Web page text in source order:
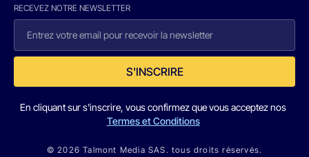
RECEVEZ NOTRE NEWSLETTER
S'INSCRIRE
En cliquant sur s'inscrire, vous confirmez que vous acceptez nos
Termes et Conditions
© 2026 Talmont Media SAS. tous droits réservés.